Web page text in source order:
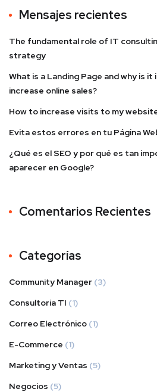
Mensajes recientes
The fundamental role of IT
strategy
What is a Landing Page and why is
increase online sales?
How to increase visits to my
Evita estos errores en tu Página
¿Qué es el SEO y por qué es tan
aparecer en Google?
Comentarios Recientes
Categorías
Community Manager (3)
Consultoria TI (1)
Correo Electrónico (1)
E-Commerce (1)
Marketing y Ventas (5)
Negocios (5)